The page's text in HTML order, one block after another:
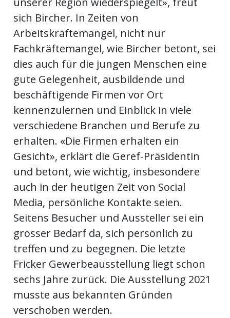
sich Bircher. In Zeiten von
Arbeitskräftemangel, nicht nur
Fachkräftemangel, wie Bircher betont, sei
dies auch für die jungen Menschen eine
gute Gelegenheit, ausbildende und
beschäftigende Firmen vor Ort
kennenzulernen und Einblick in viele
verschiedene Branchen und Berufe zu
erhalten. «Die Firmen erhalten ein
Gesicht», erklärt die Geref-Präsidentin
und betont, wie wichtig, insbesondere
auch in der heutigen Zeit von Social
Media, persönliche Kontakte seien.
Seitens Besucher und Aussteller sei ein
grosser Bedarf da, sich persönlich zu
treffen und zu begegnen. Die letzte
Fricker Gewerbeausstellung liegt schon
sechs Jahre zurück. Die Ausstellung 2021
musste aus bekannten Gründen
verschoben werden.